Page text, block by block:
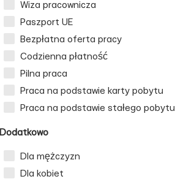
Wiza pracownicza
Paszport UE
Bezpłatna oferta pracy
Codzienna płatność
Pilna praca
Praca na podstawie karty pobytu
Praca na podstawie stałego pobytu
Dodatkowo
Dla mężczyzn
Dla kobiet